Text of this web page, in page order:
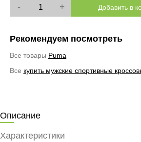
- + Добавить в
Рекомендуем посмотреть
Все товары Puma
Все купить мужские спортивные
Описание
Характеристики